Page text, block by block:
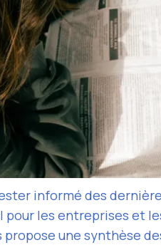
informé des
les entreprises et
une synthèse